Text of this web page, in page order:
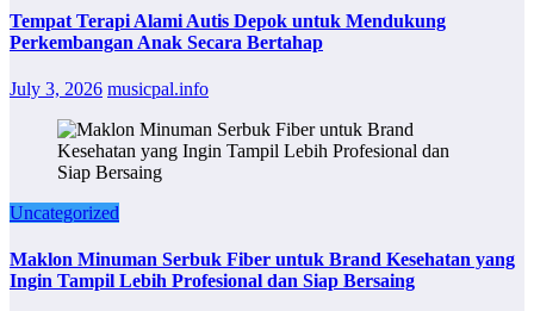
Tempat Terapi Alami Autis Depok untuk Mendukung
Perkembangan Anak Secara Bertahap
July 3, 2026 musicpal.info
Uncategorized
Maklon Minuman Serbuk Fiber untuk Brand Kesehatan yang
Ingin Tampil Lebih Profesional dan Siap Bersaing